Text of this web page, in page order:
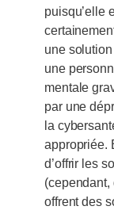
puisqu’elle
une
une
mentale
par une
la
appropriée.
d’offrir les
offrent des